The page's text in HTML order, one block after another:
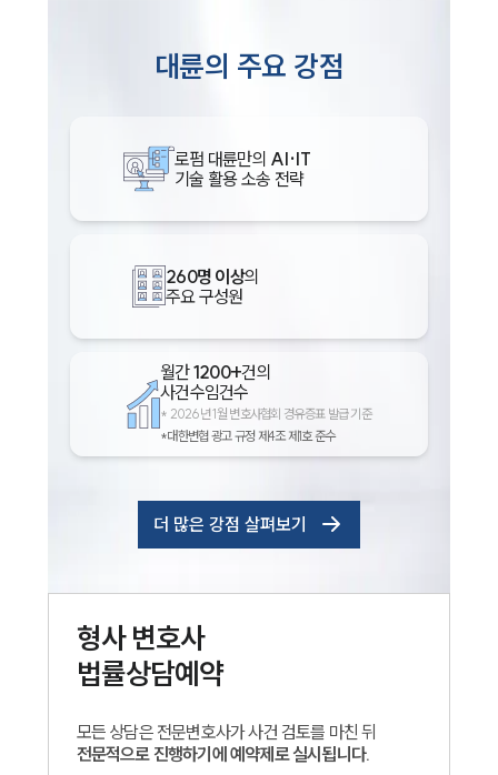
인재채용
대륜의 주요 강점
로펌 대륜만의 AI·IT
기술 활용 소송 전략
260명 이상의
주요 구성원
월간1200+건의
사건수임건수
* 2026년 1월 변호사협회 경유증표 발급 기준
*대한변협 광고 규정 제4조 제1호 준수
더 많은 강점 살펴보기
형사변호사
법률상담예약
모든 상담은 전문변호사가 사건 검토를 마친 뒤
전문적으로 진행하기에 예약제로 실시됩니다.